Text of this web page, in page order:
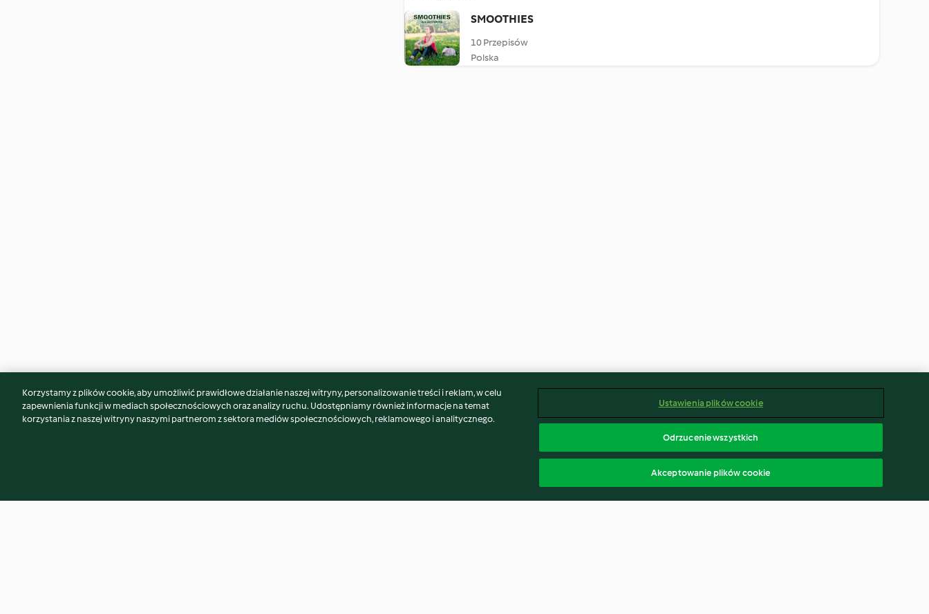
SMOOTHIES
10 Przepisów
Polska
Może spodoba Ci się również...
Korzystamy z plików cookie, aby umożliwić prawidłowe działanie naszej witryny, personalizowanie treści i reklam, w celu
zapewnienia funkcji w mediach społecznościowych oraz analizy ruchu. Udostępniamy również informacje na temat
korzystania z naszej witryny naszymi partnerom z sektora mediów społecznościowych, reklamowego i analitycznego.
Ustawienia plików cookie
Odrzucenie wszystkich
Akceptowanie plików cookie